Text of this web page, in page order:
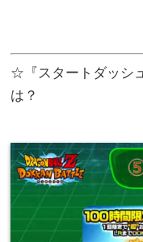
☆『スタートダッシ
は？